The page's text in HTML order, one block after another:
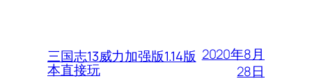
三国志13威力加强版1.14版
本直接玩
2020年8月
28日